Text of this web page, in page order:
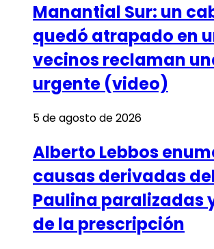
Manantial Sur: un
quedó atrapado en
vecinos reclaman
urgente (video)
5 de agosto de 2026
Alberto Lebbos
causas derivadas
Paulina paralizadas
de la prescripción